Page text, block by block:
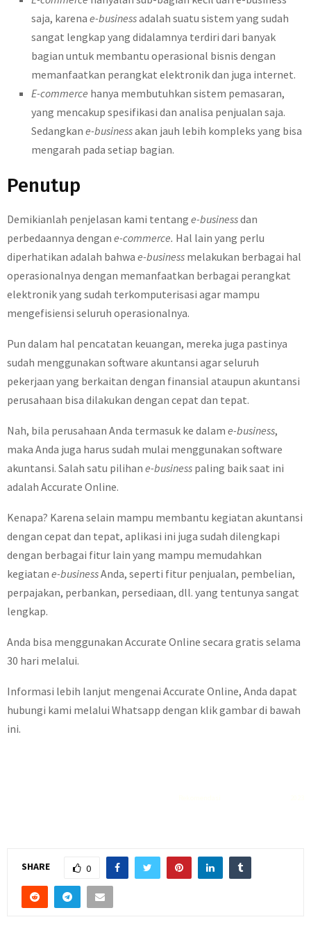
saja, karena e-businessadalah suatu sistem yang sudah
sangat lengkap yang didalamnya terdiri dari banyak
bagian untuk membantu operasional bisnis dengan
memanfaatkan perangkat elektronik dan juga internet.
E-commerce hanya membutuhkan sistem pemasaran,
yang mencakup spesifikasi dan analisa penjualan saja.
Sedangkan e-businessakan jauh lebih kompleks yang bisa
mengarah pada setiap bagian.
Penutup
Demikianlah penjelasan kami tentang e-businessdan
perbedaannya dengan e-commerce. Hal lain yang perlu
diperhatikan adalah bahwa e-business melakukan berbagai hal
operasionalnya dengan memanfaatkan berbagai perangkat
elektronik yang sudah terkomputerisasi agar mampu
mengefisiensi seluruh operasionalnya.
Pun dalam hal pencatatan keuangan, mereka juga pastinya
sudah menggunakan software akuntansi agar seluruh
pekerjaan yang berkaitan dengan finansial ataupun akuntansi
perusahaan bisa dilakukan dengan cepat dan tepat.
Nah, bila perusahaan Anda termasuk ke dalam e-business,
maka Anda juga harus sudah mulai menggunakan software
akuntansi. Salah satu pilihan e-business paling baik saat ini
adalah Accurate Online.
Kenapa? Karena selain mampu membantu kegiatan akuntansi
dengan cepat dan tepat, aplikasi ini juga sudah dilengkapi
dengan berbagai fitur lain yang mampu memudahkan
kegiatan e-businessAnda, seperti fitur penjualan, pembelian,
perpajakan, perbankan, persediaan, dll. yang tentunya sangat
lengkap.
Anda bisa menggunakan Accurate Online secara gratis selama
30 hari melalui.
Informasi lebih lanjut mengenai Accurate Online, Anda dapat
hubungi kami melalui Whatsapp dengan klik gambar di bawah
ini.
SHARE 0